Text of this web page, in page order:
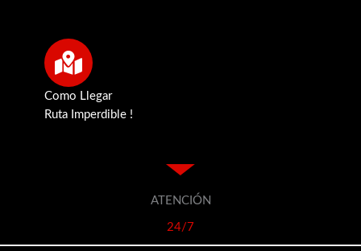
Como Llegar
Ruta Imperdible !
ATENCIÓN
24/7